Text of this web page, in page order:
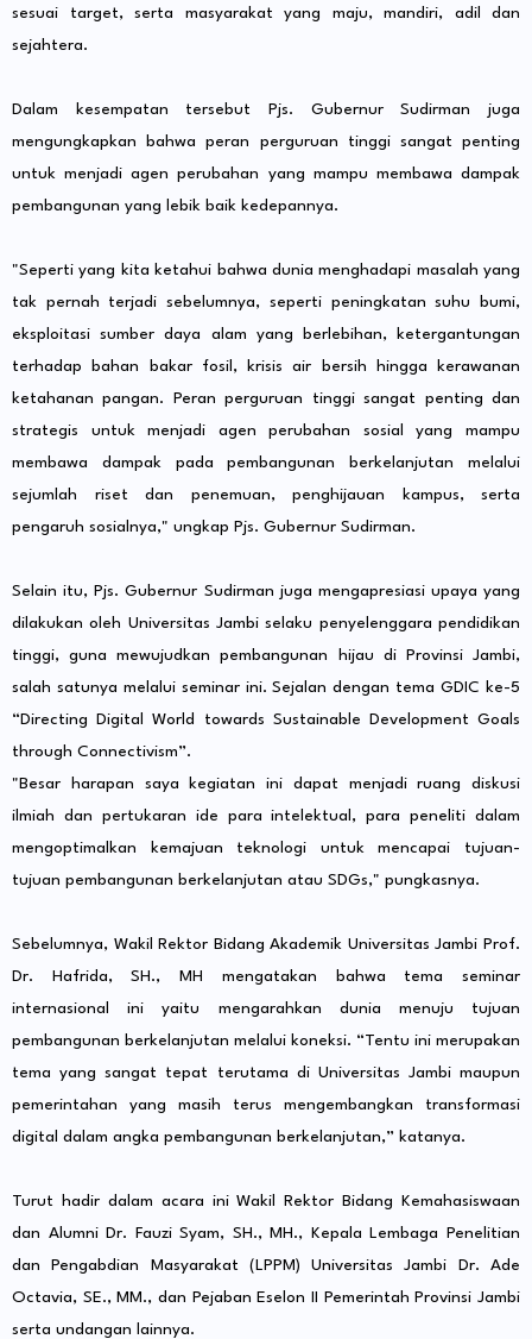
sesuai target, serta masyarakat yang maju, mandiri, adil dan
sejahtera.
Dalam kesempatan tersebut Pjs. Gubernur Sudirman juga
mengungkapkan bahwa peran perguruan tinggi sangat penting
untuk menjadi agen perubahan yang mampu membawa dampak
pembangunan yang lebik baik kedepannya.
"Seperti yang kita ketahui bahwa dunia menghadapi masalah yang
tak pernah terjadi sebelumnya, seperti peningkatan suhu bumi,
eksploitasi sumber daya alam yang berlebihan, ketergantungan
terhadap bahan bakar fosil, krisis air bersih hingga kerawanan
ketahanan pangan. Peran perguruan tinggi sangat penting dan
strategis untuk menjadi agen perubahan sosial yang mampu
membawa dampak pada pembangunan berkelanjutan melalui
sejumlah riset dan penemuan, penghijauan kampus, serta
pengaruh sosialnya," ungkap Pjs. Gubernur Sudirman.
Selain itu, Pjs. Gubernur Sudirman juga mengapresiasi upaya yang
dilakukan oleh Universitas Jambi selaku penyelenggara pendidikan
tinggi, guna mewujudkan pembangunan hijau di Provinsi Jambi,
salah satunya melalui seminar ini. Sejalan dengan tema GDIC ke-5
“Directing Digital World towards Sustainable Development Goals
through Connectivism”.
"Besar harapan saya kegiatan ini dapat menjadi ruang diskusi
ilmiah dan pertukaran ide para intelektual, para peneliti dalam
mengoptimalkan kemajuan teknologi untuk mencapai tujuan-
tujuan pembangunan berkelanjutan atau SDGs," pungkasnya.
Sebelumnya, Wakil Rektor Bidang Akademik Universitas Jambi Prof.
Dr. Hafrida, SH., MH mengatakan bahwa tema seminar
internasional ini yaitu mengarahkan dunia menuju tujuan
pembangunan berkelanjutan melalui koneksi. “Tentu ini merupakan
tema yang sangat tepat terutama di Universitas Jambi maupun
pemerintahan yang masih terus mengembangkan transformasi
digital dalam angka pembangunan berkelanjutan,” katanya.
Turut hadir dalam acara ini Wakil Rektor Bidang Kemahasiswaan
dan Alumni Dr. Fauzi Syam, SH., MH., Kepala Lembaga Penelitian
dan Pengabdian Masyarakat (LPPM) Universitas Jambi Dr. Ade
Octavia, SE., MM., dan Pejaban Eselon II Pemerintah Provinsi Jambi
serta undangan lainnya.